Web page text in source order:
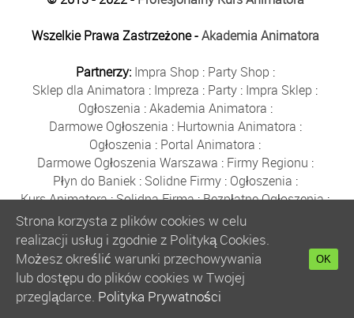
Wszelkie Prawa Zastrzeżone -Akademia Animatora
Partnerzy: Impra Shop : Party Shop :
Sklep dla Animatora : Impreza : Party : Impra Sklep :
Ogłoszenia :Akademia Animatora :
Darmowe Ogłoszenia : Hurtownia Animatora :
Ogłoszenia : Portal Animatora :
Darmowe Ogłoszenia Warszawa : Firmy Regionu :
Płyn do Baniek: Solidne Firmy: Ogłoszenia :
Kurs Animatora:Solidna Firma:Bezpłatne Ogłoszenia:
Animator Czasu Wolnego:
Bezpłatne Ogłoszenia Warszawa:sklep animatora
Bańki Mydlane:Bezpłatne Ogłoszenia
Szkolenie Animatorów:Kurs Animatora
:
Kurs Animatora Warszawa :Rumia
Kurs Animatora Poznań:
Strona korzysta z plików cookies w celu
realizacji usług i zgodnie z Polityką Cookies.
Możesz określić warunki przechowywania
lub dostępu do plików cookies w Twojej
przeglądarce. Polityka Prywatności
OK